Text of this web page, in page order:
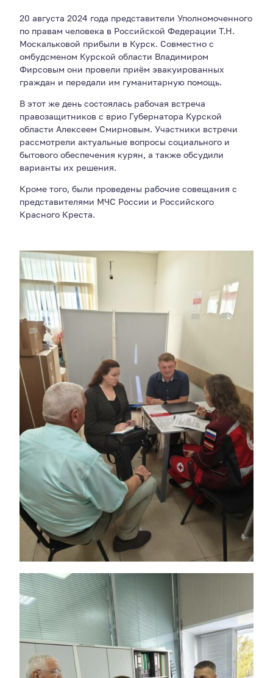
20 августа 2024 года представители Уполномоченного
по правам человека в Российской Федерации Т.Н.
Москальковой прибыли в Курск. Совместно с
омбудсменом Курской области Владимиром
Фирсовым они провели приём эвакуированных
граждан и передали им гуманитарную помощь.
В этот же день состоялась рабочая встреча
правозащитников с врио Губернатора Курской
области Алексеем Смирновым. Участники встречи
рассмотрели актуальные вопросы социального и
бытового обеспечения курян, а также обсудили
варианты их решения.
Кроме того, были проведены рабочие совещания с
представителями МЧС России и Российского
Красного Креста.